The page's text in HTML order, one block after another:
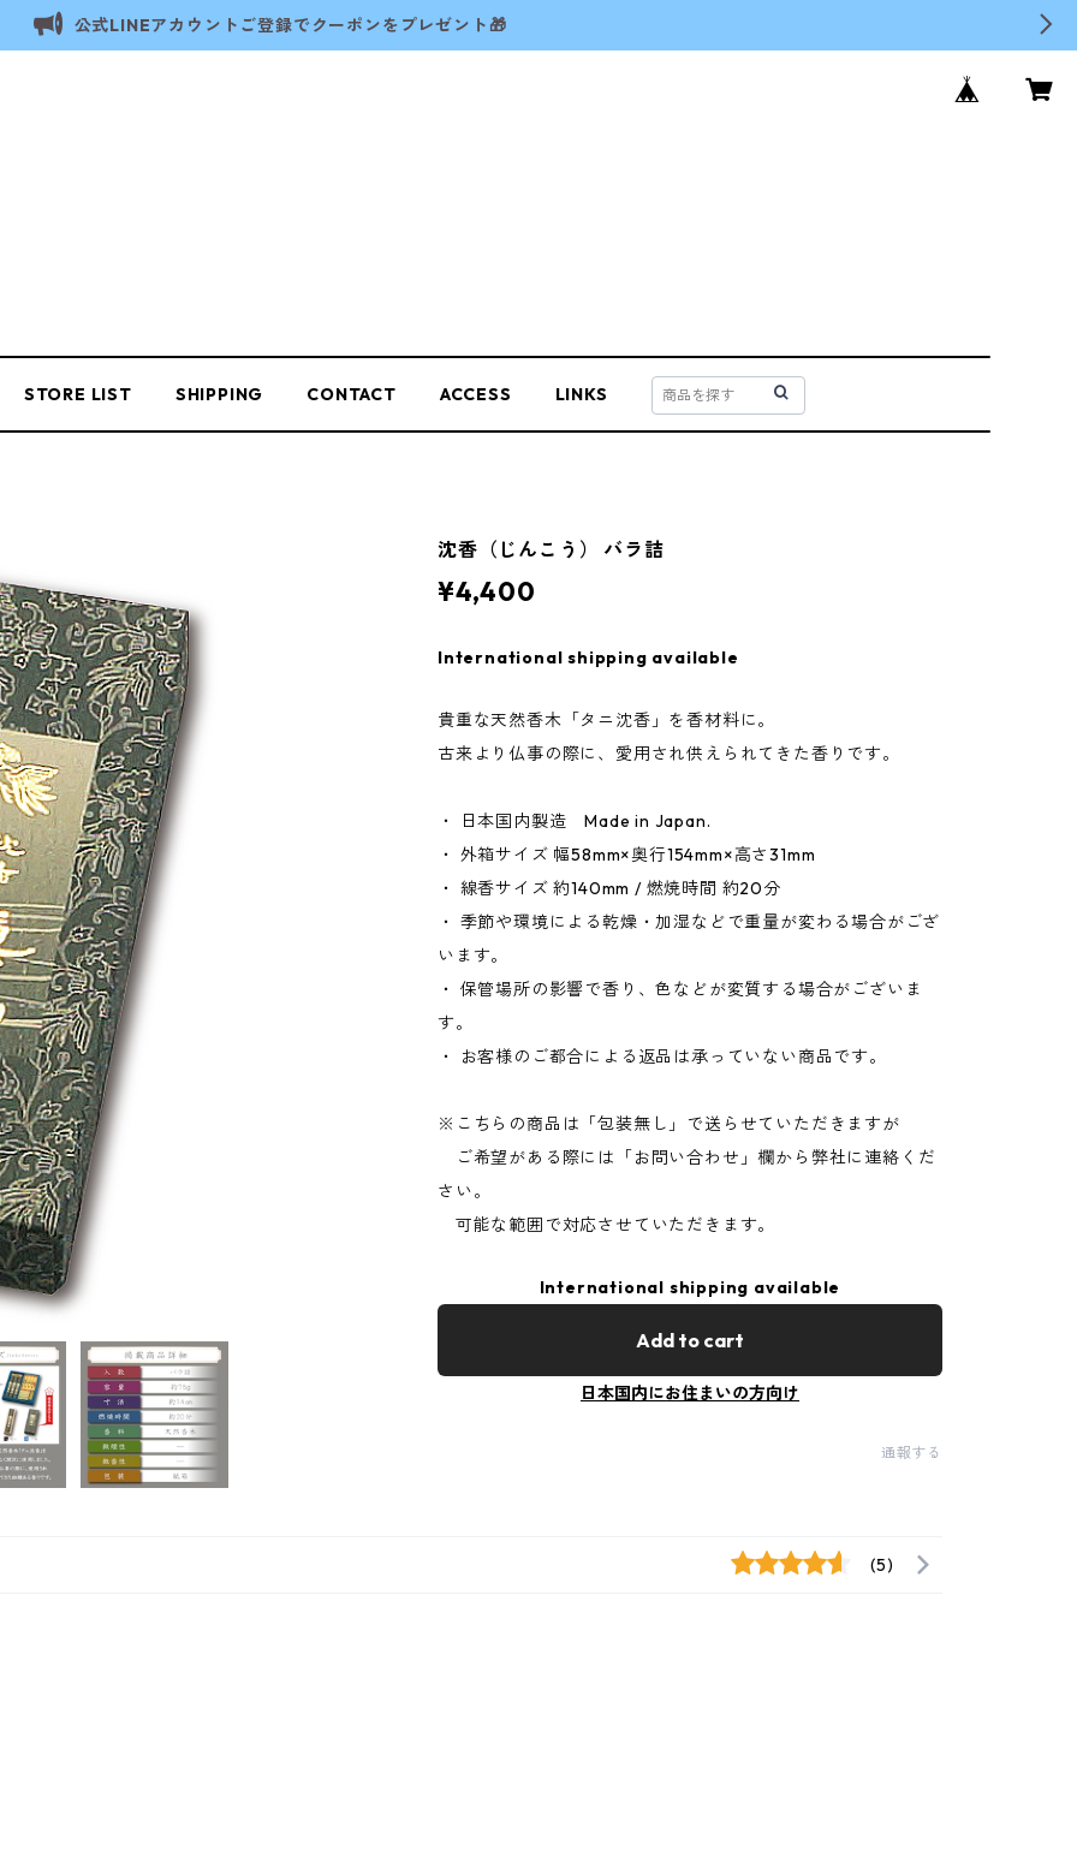
公式LINEアカウントご登録でクーポンをプレゼント🎁
STORE LIST SHIPPING CONTACT ACCESS LINKS
沈香（じんこう） バラ詰
¥4,400
International shipping available
貴重な天然香木「タニ沈香」を香材料に。
古来より仏事の際に、愛用され供えられてきた香りです。
・ 日本国内製造 Made in Japan.
・ 外箱サイズ 幅58mm×奥行154mm×高さ31mm
・ 線香サイズ 約140mm / 燃焼時間 約20分
・ 季節や環境による乾燥・加湿などで重量が変わる場合がござ
います。
・ 保管場所の影響で香り、色などが変質する場合がございま
す。
・ お客様のご都合による返品は承っていない商品です。
※こちらの商品は「包装無し」で送らせていただきますが
ご希望がある際には「お問い合わせ」欄から弊社に連絡くだ
さい。
可能な範囲で対応させていただきます。
International shipping available
Add to cart
日本国内にお住まいの方向け
通報する
(5)